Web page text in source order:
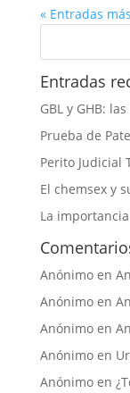
« Entradas
Entradas
GBL y GHB:
Prueba de
Perito Judicial
El chemsex y
La
Anónimoen
Anónimoen
Anónimoen
Anónimoen
Anónimoen